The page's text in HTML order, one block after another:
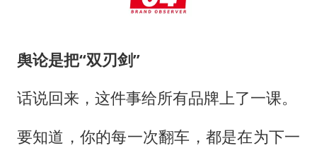
舆论是把“双刃剑”
话说回来，这件事给所有品牌上了一课。
要知道，你的每一次翻车，都是在为下一